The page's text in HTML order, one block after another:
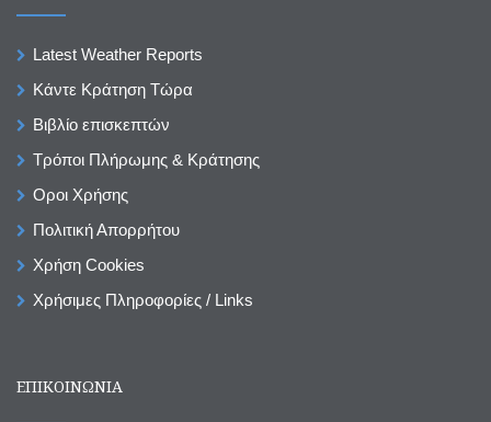
Latest Weather Reports
Κάντε Κράτηση Τώρα
Βιβλίο επισκεπτών
Τρόποι Πλήρωμης & Κράτησης
Οροι Χρήσης
Πολιτική Απορρήτου
Χρήση Cookies
Χρήσιμες Πληροφορίες / Links
ΕΠΙΚΟΙΝΩΝΙΑ